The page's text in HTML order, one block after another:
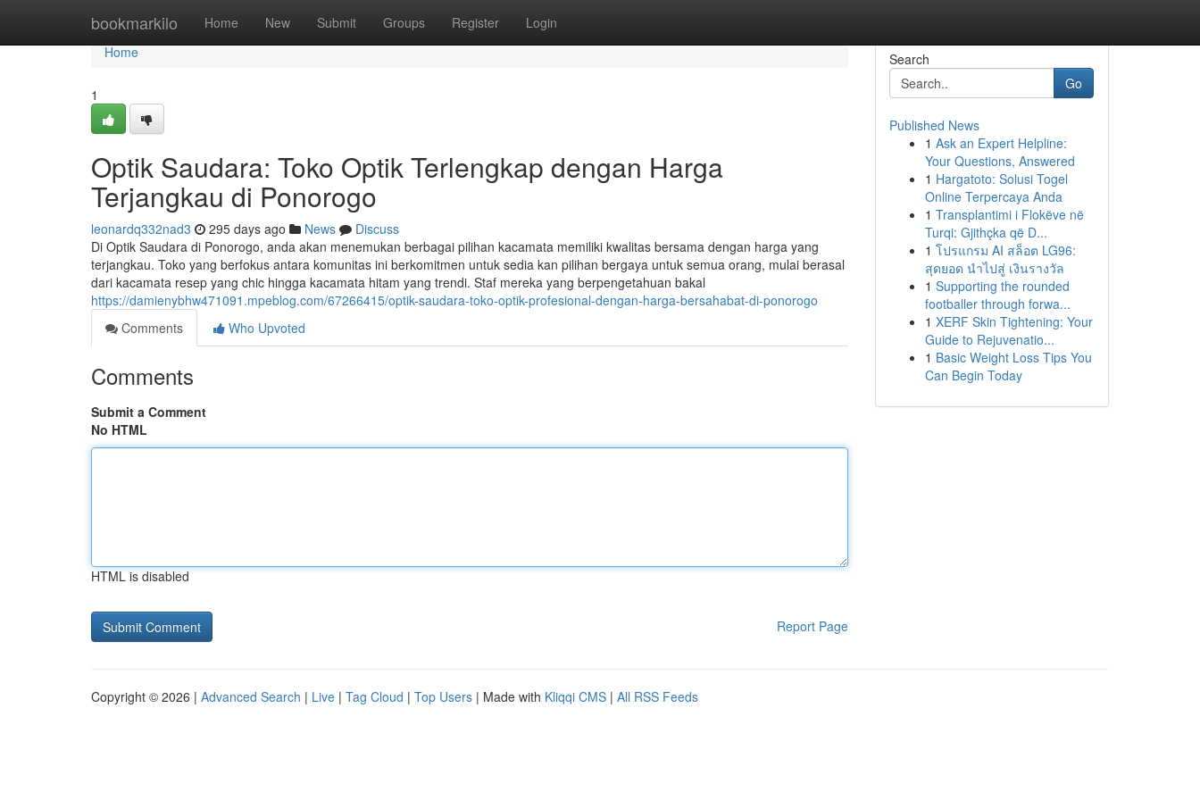
bookmarkilo Home New Submit Groups Register Login
Home
Home
1
Optik Saudara: Toko Optik Terlengkap dengan Harga
Terjangkau di Ponorogo
leonardq332nad3 295 days ago News
Discuss
Di Optik Saudara di Ponorogo, anda akan menemukan berbagai pilihan kacamata memiliki kwalitas bersama dengan harga yang
terjangkau. Toko yang berfokus antara komunitas ini berkomitmen untuk sedia kan pilihan bergaya untuk semua orang, mulai berasal
dari kacamata resep yang chic hingga kacamata hitam yang trendi. Staf mereka yang berpengetahuan bakal
https://damienybhw471091.mpeblog.com/67266415/optik-saudara-toko-optik-profesional-dengan-harga-bersahabat-di-ponorogo
Comments
Who Upvoted
Comments
Submit a Comment
No HTML
HTML is disabled
Report Page
Search
Go
Published News
1 Ask an Expert Helpline:
Your Questions, Answered
1 Hargatoto: Solusi Togel
Online Terpercaya Anda
1 Transplantimi i Flokëve në
Turqi: Gjithçka që D...
1 โปรแกรม AI สล็อต LG96:
สุดยอด นำไปสู่ เงินรางวัล
1 Supporting the rounded
footballer through forwa...
1 XERF Skin Tightening: Your
Guide to Rejuvenatio...
1 Basic Weight Loss Tips You
Can Begin Today
Copyright © 2026 | Advanced Search | Live | Tag Cloud | Top Users | Made with Kliqqi CMS | All RSS Feeds